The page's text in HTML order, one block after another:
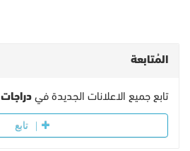
المُتابعة
تابع جميع الاعلانات الجديدة في دراجات
تابع